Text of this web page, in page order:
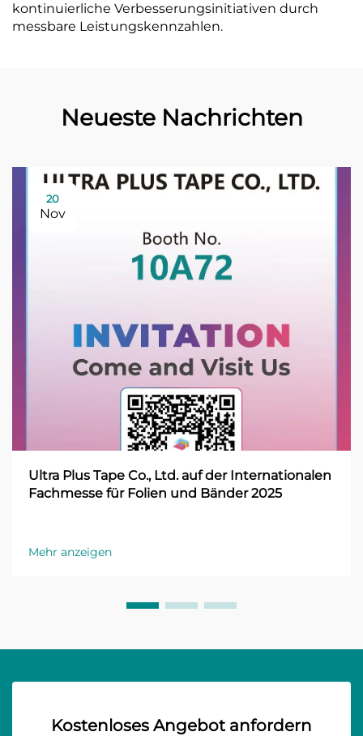
kontinuierliche Verbesserungsinitiativen durch
messbare Leistungskennzahlen.
Neueste Nachrichten
20
Nov
Ultra Plus Tape Co., Ltd. auf der Internationalen
Fachmesse für Folien und Bänder 2025
Mehr anzeigen
Kostenloses Angebot anfordern